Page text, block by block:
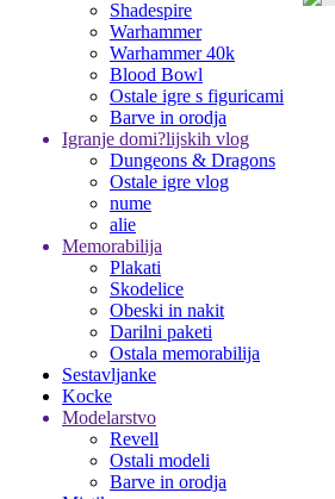
Shadespire
Warhammer
Warhammer 40k
Blood Bowl
Ostale igre s figuricami
Barve in orodja
Igranje domi?lijskih vlog
Dungeons & Dragons
Ostale igre vlog
nume
alie
Memorabilija
Plakati
Skodelice
Obeski in nakit
Darilni paketi
Ostala memorabilija
Sestavljanke
Kocke
Modelarstvo
Revell
Ostali modeli
Barve in orodja